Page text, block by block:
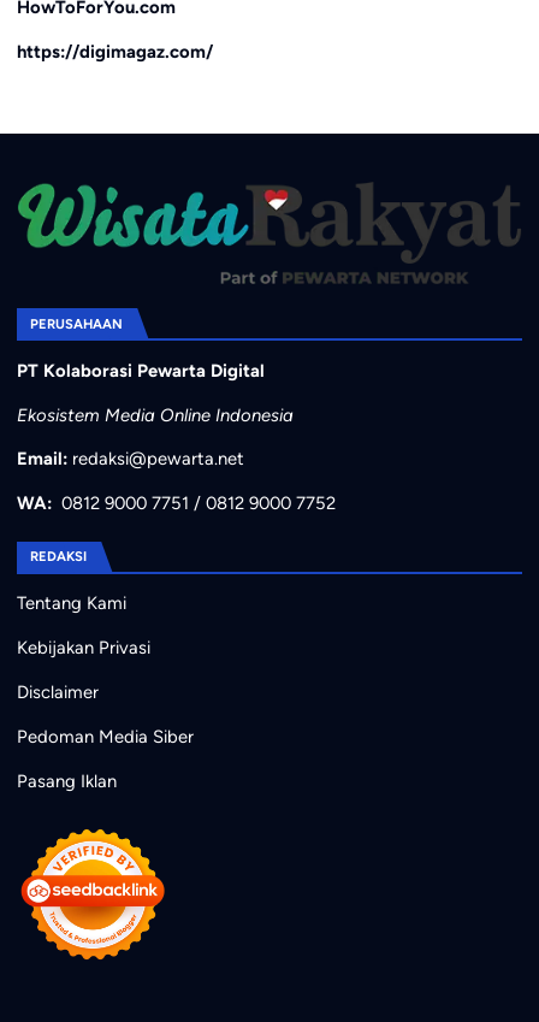
HowToForYou.com
https://digimagaz.com/
PERUSAHAAN
PT Kolaborasi Pewarta Digital
Ekosistem Media Online Indonesia
Email: redaksi@pewarta.net
WA: 0812 9000 7751 / 0812 9000 7752
REDAKSI
Tentang Kami
Kebijakan Privasi
Disclaimer
Pedoman Media Siber
Pasang Iklan